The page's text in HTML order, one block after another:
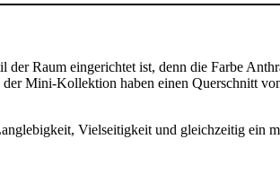
Raum eingerichtet ist, denn die Farbe
Mini-Kollektion haben einen Querschnitt
Vielseitigkeit und gleichzeitig ein